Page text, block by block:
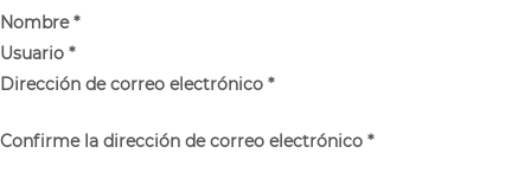
Nombre*
Usuario *
Dirección de correo electrónico *
Confirme la dirección de correo electrónico *